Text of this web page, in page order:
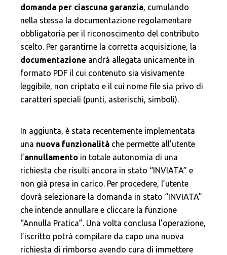
domanda per ciascuna garanzia, cumulando
nella stessa la documentazione regolamentare
obbligatoria per il riconoscimento del contributo
scelto. Per garantirne la corretta acquisizione, la
documentazione andrà allegata unicamente in
formato PDF il cui contenuto sia visivamente
leggibile, non criptato e il cui nome file sia privo di
caratteri speciali (punti, asterischi, simboli).
In aggiunta, è stata recentemente implementata
una nuova funzionalità che permette all’utente
l’annullamento in totale autonomia di una
richiesta che risulti ancora in stato “INVIATA” e
non già presa in carico. Per procedere, l’utente
dovrà selezionare la domanda in stato “INVIATA”
che intende annullare e cliccare la funzione
“Annulla Pratica”. Una volta conclusa l’operazione,
l’iscritto potrà compilare da capo una nuova
richiesta di rimborso avendo cura di immettere